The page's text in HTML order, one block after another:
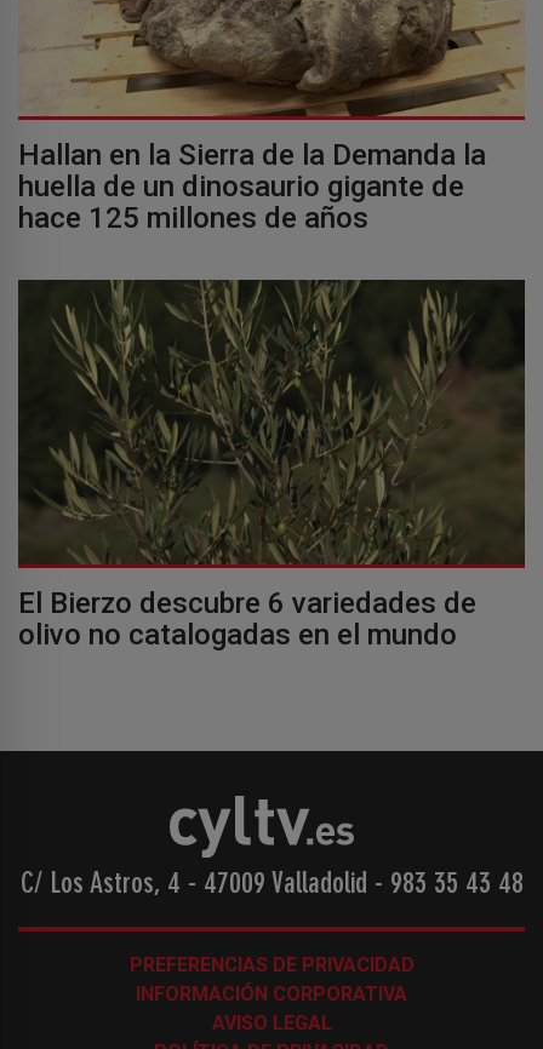
Hallan en la Sierra de la Demanda la
huella de un dinosaurio gigante de
hace 125 millones de años
El Bierzo descubre 6 variedades de
olivo no catalogadas en el mundo
C/ Los Astros, 4 - 47009 Valladolid - 983 35 43 48
PREFERENCIAS DE PRIVACIDAD
INFORMACIÓN CORPORATIVA
AVISO LEGAL